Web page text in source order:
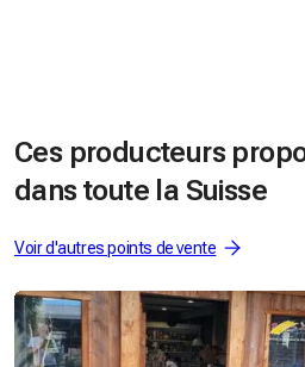
Ces producteurs
dans toute la Suisse
Voir d'autres points de vente